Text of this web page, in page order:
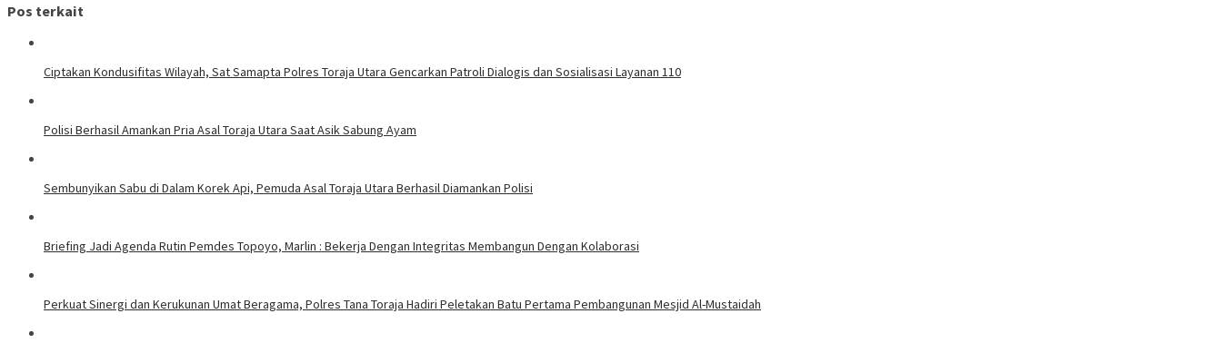
Pos terkait
Ciptakan Kondusifitas Wilayah, Sat Samapta Polres Toraja Utara Gencarkan Patroli Dialogis dan Sosialisasi Layanan 110
Polisi Berhasil Amankan Pria Asal Toraja Utara Saat Asik Sabung Ayam
Sembunyikan Sabu di Dalam Korek Api, Pemuda Asal Toraja Utara Berhasil Diamankan Polisi
Briefing Jadi Agenda Rutin Pemdes Topoyo, Marlin : Bekerja Dengan Integritas Membangun Dengan Kolaborasi
Perkuat Sinergi dan Kerukunan Umat Beragama, Polres Tana Toraja Hadiri Peletakan Batu Pertama Pembangunan Mesjid Al-Mustaidah